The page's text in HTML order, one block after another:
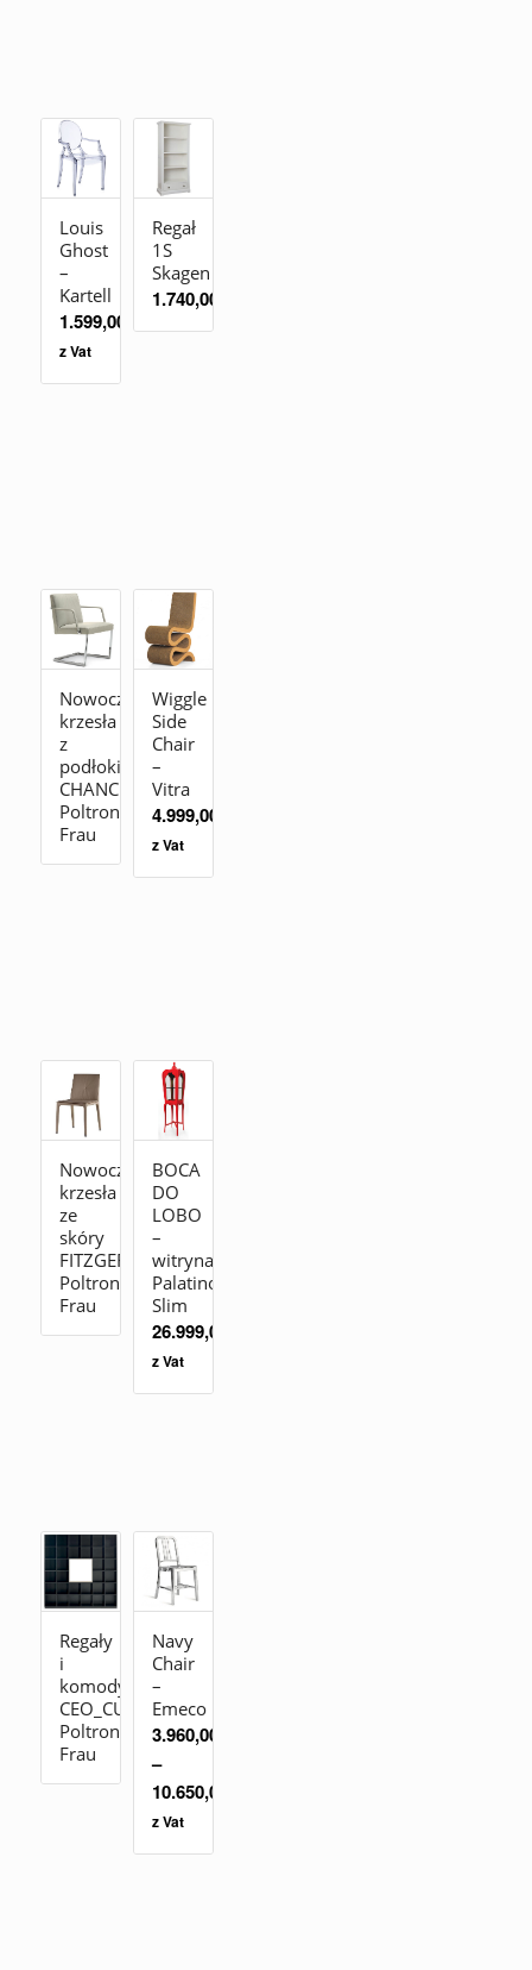
Louis
Ghost
–
Kartell
1.599,00
z Vat
Regał
1S
Skagen
1.740,00
Nowoczesne
krzesła
z
podłokietnikami
CHANCELLOR_CONFERENCE
Poltrona
Frau
Wiggle
Side
Chair
–
Vitra
4.999,00
z Vat
Nowoczesne
krzesła
ze
skóry
FITZGERALD
Poltrona
Frau
BOCA
DO
LOBO
–
witryna
Palatino
Slim
26.999,00
z Vat
Regały
i
komody
CEO_CUBE_CABINET
Poltrona
Frau
Navy
Chair
–
Emeco
3.960,00
–
10.650,00
z Vat